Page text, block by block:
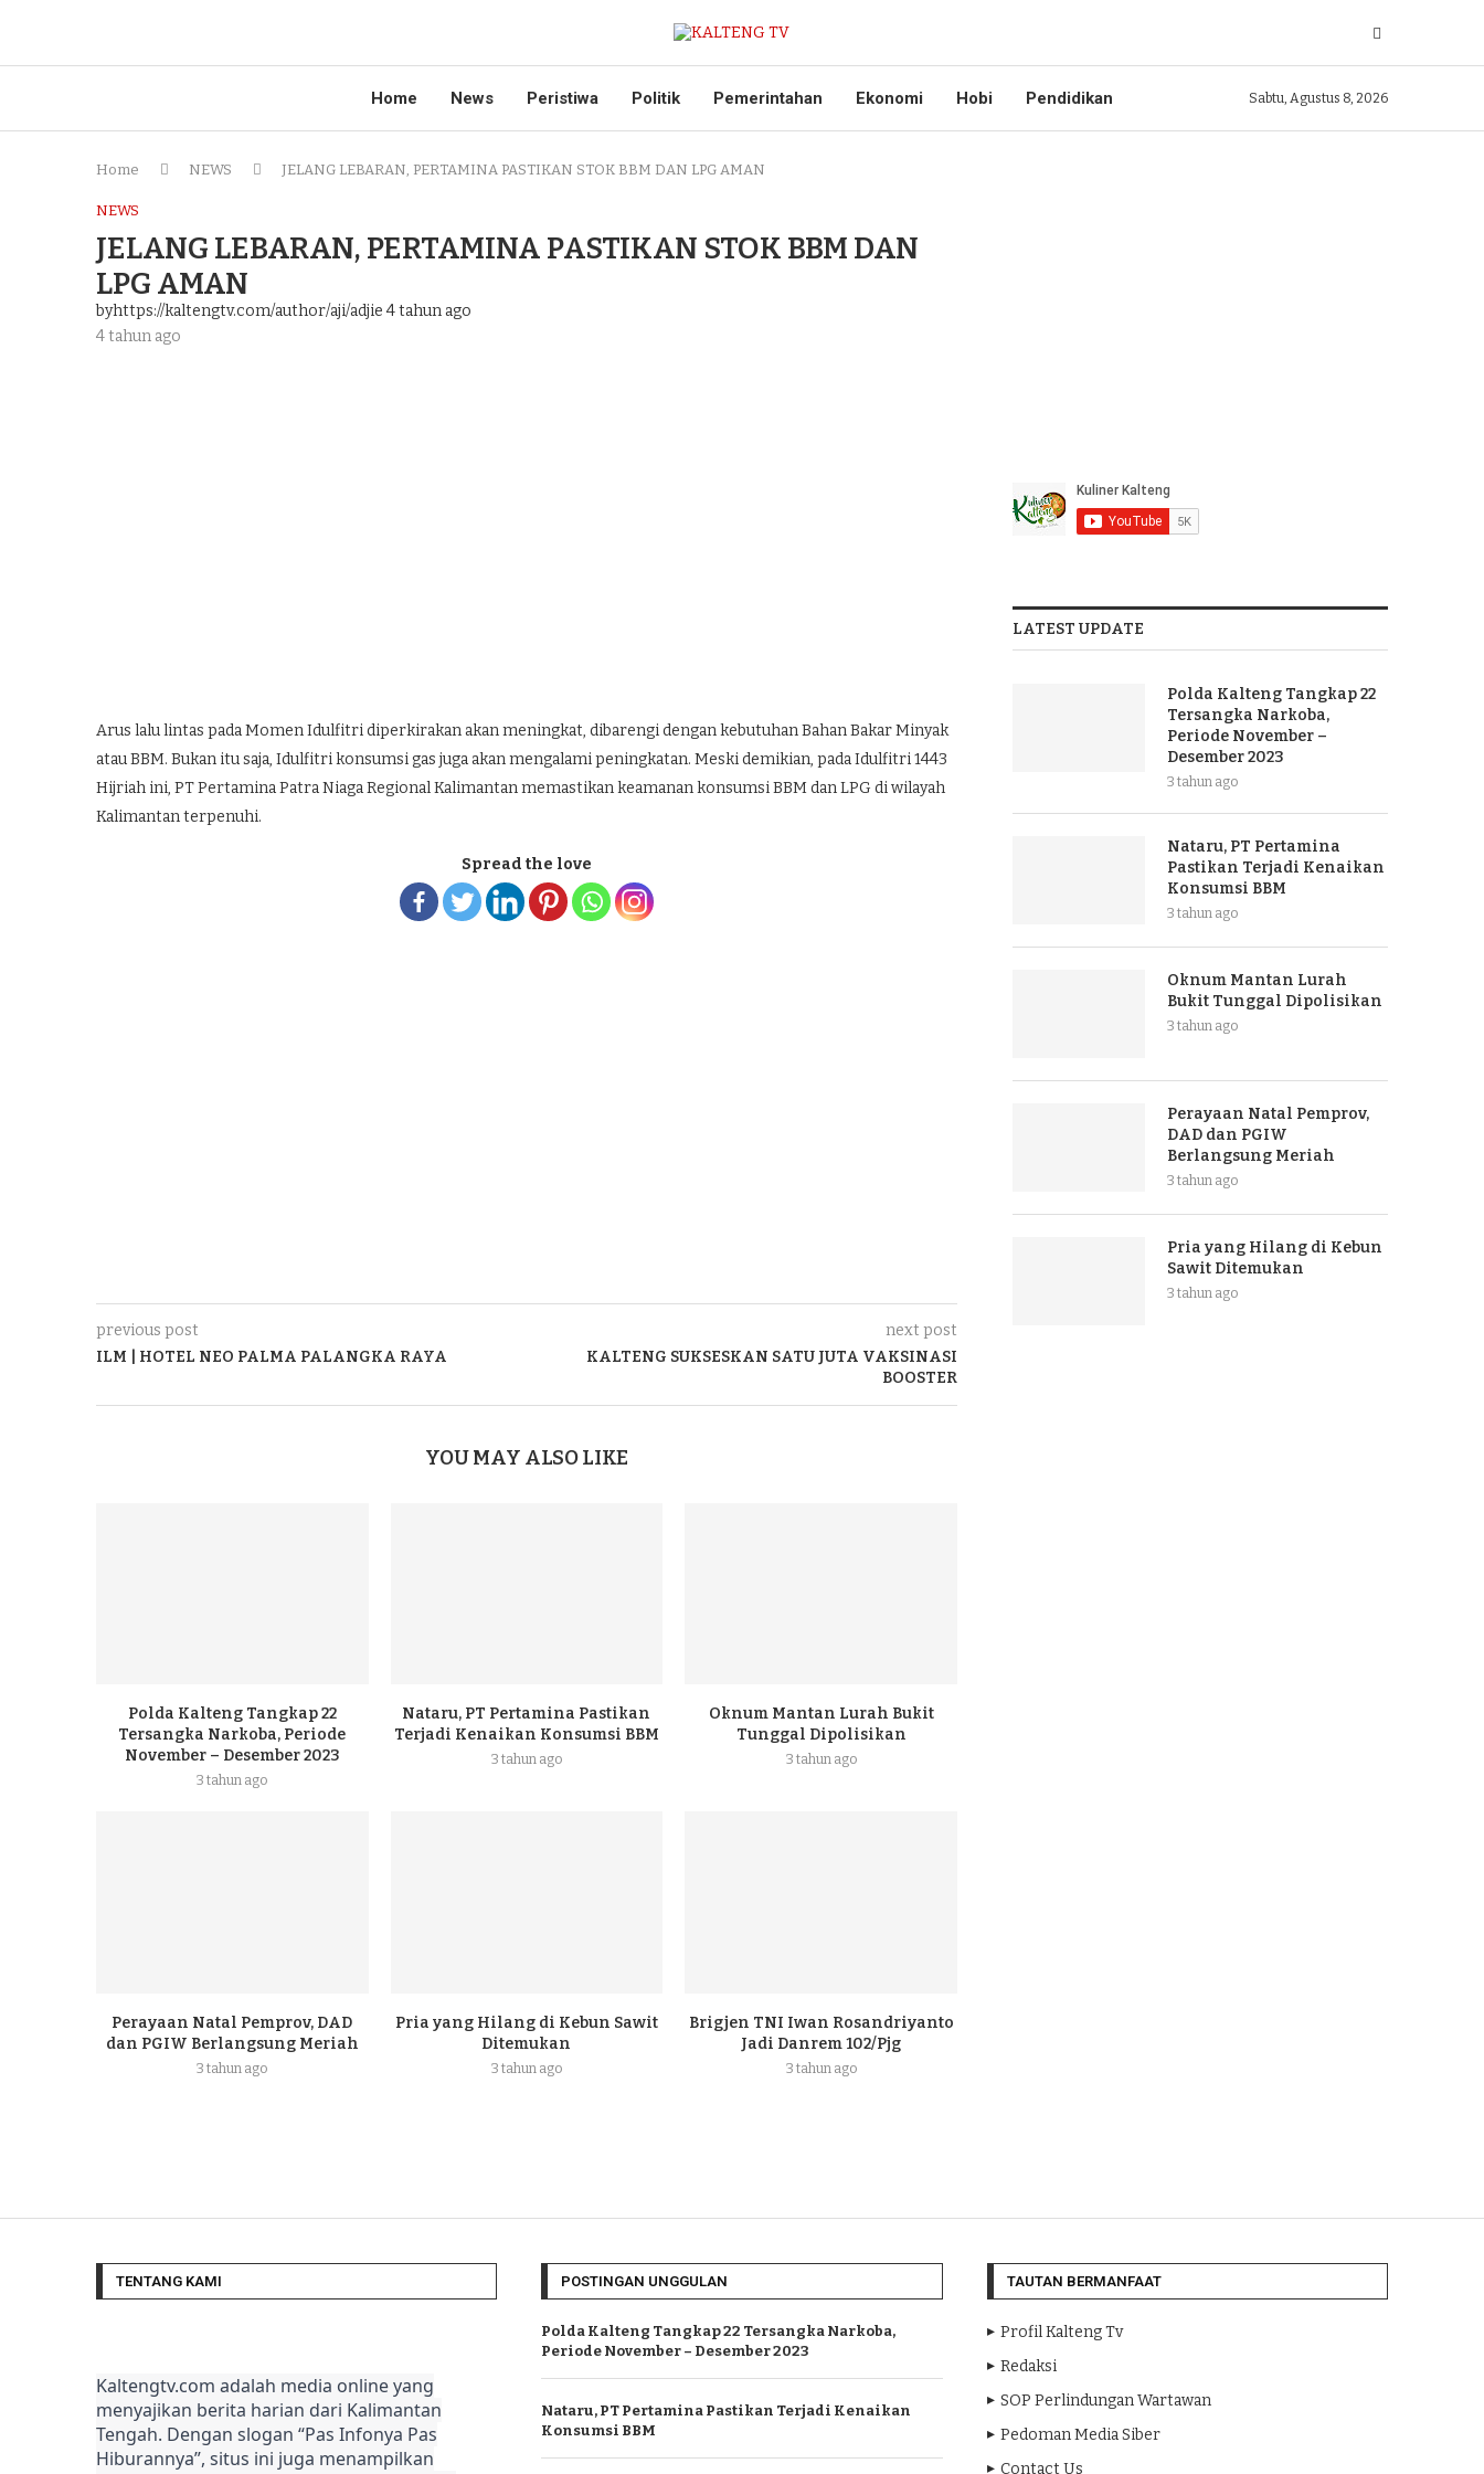
Home News Peristiwa Politik Pemerintahan Ekonomi Hobi Pendidikan Sabtu, Agustus 8, 2026
Home NEWS JELANG LEBARAN, PERTAMINA PASTIKAN STOK BBM DAN LPG AMAN
NEWS
JELANG LEBARAN, PERTAMINA PASTIKAN STOK BBM DAN
LPG AMAN
byhttps://kaltengtv.com/author/aji/adjie 4 tahun ago
4 tahun ago
Arus lalu lintas pada Momen Idulfitri diperkirakan akan meningkat, dibarengi dengan kebutuhan Bahan Bakar Minyak
atau BBM. Bukan itu saja, Idulfitri konsumsi gas juga akan mengalami peningkatan. Meski demikian, pada Idulfitri 1443
Hijriah ini, PT Pertamina Patra Niaga Regional Kalimantan memastikan keamanan konsumsi BBM dan LPG di wilayah
Kalimantan terpenuhi.
Spread the love
previous post
ILM | HOTEL NEO PALMA PALANGKA RAYA
next post
KALTENG SUKSESKAN SATU JUTA VAKSINASI
BOOSTER
YOU MAY ALSO LIKE
Polda Kalteng Tangkap 22
Tersangka Narkoba, Periode
November – Desember 2023
3 tahun ago
Nataru, PT Pertamina Pastikan
Terjadi Kenaikan Konsumsi BBM
3 tahun ago
Oknum Mantan Lurah Bukit
Tunggal Dipolisikan
3 tahun ago
Perayaan Natal Pemprov, DAD
dan PGIW Berlangsung Meriah
3 tahun ago
Pria yang Hilang di Kebun Sawit
Ditemukan
3 tahun ago
Brigjen TNI Iwan Rosandriyanto
Jadi Danrem 102/Pjg
3 tahun ago
LATEST UPDATE
Polda Kalteng Tangkap 22
Tersangka Narkoba,
Periode November –
Desember 2023
3 tahun ago
Nataru, PT Pertamina
Pastikan Terjadi Kenaikan
Konsumsi BBM
3 tahun ago
Oknum Mantan Lurah
Bukit Tunggal Dipolisikan
3 tahun ago
Perayaan Natal Pemprov,
DAD dan PGIW
Berlangsung Meriah
3 tahun ago
Pria yang Hilang di Kebun
Sawit Ditemukan
3 tahun ago
TENTANG KAMI
Kaltengtv.com adalah media online yang
menyajikan berita harian dari Kalimantan
Tengah. Dengan slogan “Pas Infonya Pas
Hiburannya”, situs ini juga menampilkan
POSTINGAN UNGGULAN
Polda Kalteng Tangkap 22 Tersangka Narkoba,
Periode November – Desember 2023
Nataru, PT Pertamina Pastikan Terjadi Kenaikan
Konsumsi BBM
TAUTAN BERMANFAAT
Profil Kalteng Tv
Redaksi
SOP Perlindungan Wartawan
Pedoman Media Siber
Contact Us